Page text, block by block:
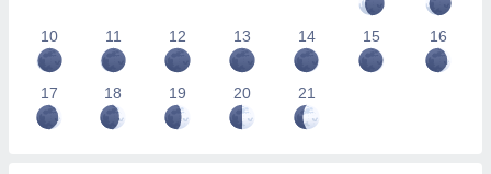
10 11 12 13 14 15 16
17 18 19 20 21